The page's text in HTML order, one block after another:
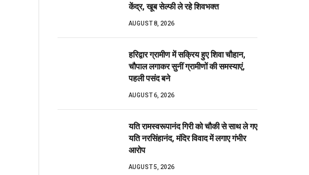
केंद्र, खूब सेल्फी ले रहे शिवभक्त
AUGUST 8, 2026
हरिद्वार ग्रामीण में सक्रिय हुए शिवा चौहान,
चौपाल लगाकर सुनीं ग्रामीणों की समस्याएं,
पहली पसंद बने
AUGUST 6, 2026
यति रामस्वरूपानंद गिरी को चौकी से साथ ले गए
यति नरसिंहानंद, मंदिर विवाद में लगाए गंभीर
आरोप
AUGUST 5, 2026